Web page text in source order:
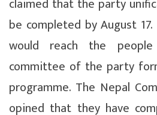
claimed that the party
be completed by August
would reach the
committee of the party
programme. The Nepal
opined that they have